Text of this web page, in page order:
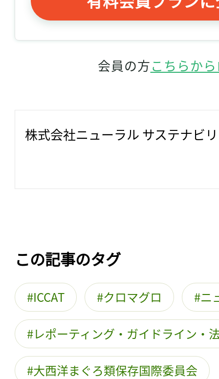
会員の方こちらか
株式会社ニューラル サステナビ
この記事のタグ
ICCAT クロマグロ ニ
レポーティング・ガイドライン・
大西洋まぐろ類保存国際委員会